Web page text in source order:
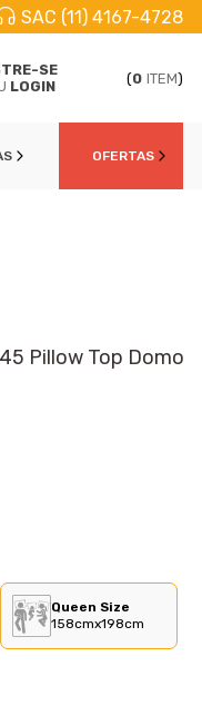
SAC (11) 4167-4728
SE
LOGIN (0 ITEM)
OFERTAS
Pillow Top Domo
Queen Size
158cmx198cm